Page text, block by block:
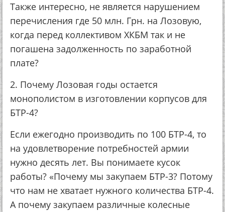
Также интересно, не является нарушением
перечисления где 50 млн. Грн. на Лозовую,
когда перед коллективом ХКБМ так и не
погашена задолженность по заработной
плате?
2. Почему Лозовая годы остается
монополистом в изготовлении корпусов для
БТР-4?
Если ежегодно производить по 100 БТР-4, то
на удовлетворение потребностей армии
нужно десять лет. Вы понимаете кусок
работы? «Почему мы закупаем БТР-3? Потому
что нам не хватает нужного количества БТР-4.
А почему закупаем различные колесные